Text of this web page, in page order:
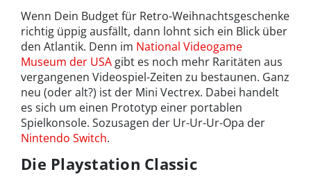
Wenn Dein Budget für Retro-Weihnachtsgeschenke
richtig üppig ausfällt, dann lohnt sich ein Blick über
den Atlantik. Denn im National Videogame
Museum der USA gibt es noch mehr Raritäten aus
vergangenen Videospiel-Zeiten zu bestaunen. Ganz
neu (oder alt?) ist der Mini Vectrex. Dabei handelt
es sich um einen Prototyp einer portablen
Spielkonsole. Sozusagen der Ur-Ur-Ur-Opa der
Nintendo Switch.
Die Playstation Classic